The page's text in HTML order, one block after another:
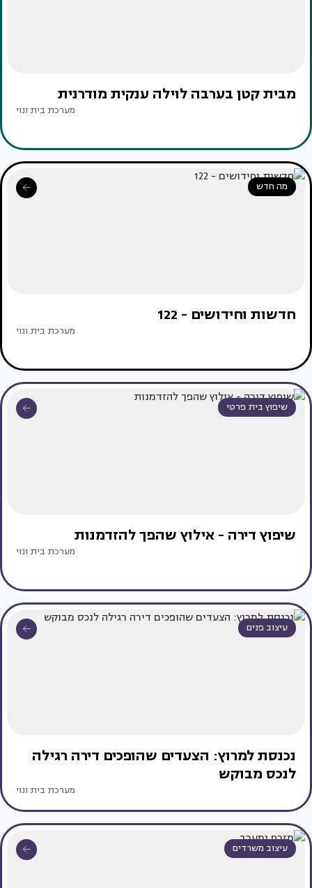
מבית קטן בערבה לוילה ענקית מודרנית
מערכת בית ונוי
מה חדש
חדשות וחידושים - 122
מערכת בית ונוי
שיפוץ בית פרטי
שיפוץ דירה - אילוץ שהפך להזדמנות
מערכת בית ונוי
עיצוב פנים
נכנסת למרוץ: הצעדים שהופכים דירה רגילה
לנכס מבוקש
מערכת בית ונוי
עיצוב משרדים